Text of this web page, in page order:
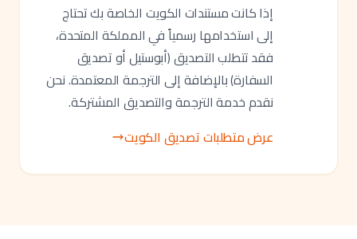
إذا كانت مستندات الكويت الخاصة بك تحتاج
إلى استخدامها رسمياً في المملكة المتحدة،
فقد تتطلب التصديق (أبوستيل أو تصديق
السفارة) بالإضافة إلى الترجمة المعتمدة. نحن
نقدم خدمة الترجمة والتصديق المشتركة.
عرض متطلبات تصديق الكويت